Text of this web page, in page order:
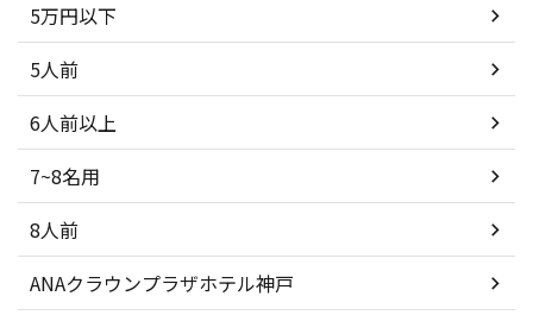
5万円以下
5人前
6人前以上
7~8名用
8人前
ANAクラウンプラザホテル神戸